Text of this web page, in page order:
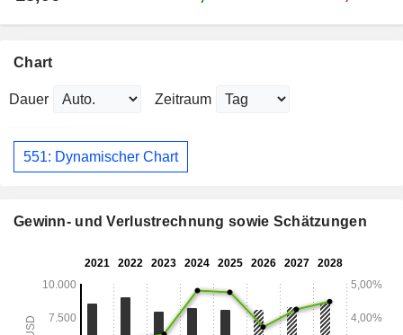
Chart
Dauer Zeitraum
551: Dynamischer Chart
Gewinn- und Verlustrechnung sowie Schätzungen